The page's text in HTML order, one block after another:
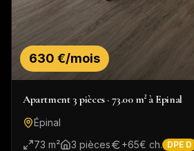
630 €/mois
Apartment 3 pièces · 73.00 m² à Epinal
Épinal
73 m² 3 pièces +65€ ch. DPE D